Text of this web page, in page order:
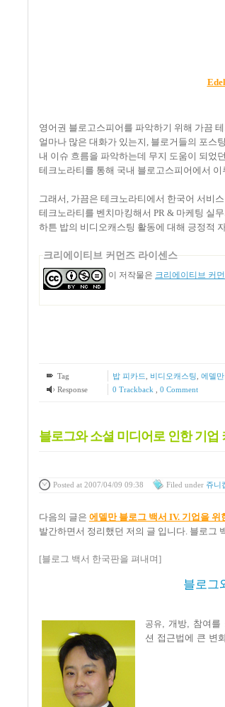
영어권 블로고스피어를 파악하기 위해 가끔
얼마나 많은 대화가 있는지, 블로거들의 포스
내 이슈 흐름을 파악하는데 무지 도움이 되었
테크노라티를 통해 국내 블로고스피어에서
그래서, 가끔은 테크노라티에서 한국어 서비
테크노라티를 벤치마킹해서 PR & 마케팅 실
하튼 밥의 비디오캐스팅 활동에 대해 긍정적
크리에이티브 커먼즈 라이센스
이 저작물은 크리에이티브 커
Tag 밥 피카드 비디오캐스팅 에델
Response
0 Trackback 0 Comment
블로그와 소셜 미디어로 인한 기업
Posted at 2007/04/09 09:38 Filed under 쥬니
다음의 글은 에델만 블로그 백서 IV. 기업을
발간하면서 정리했던 저의 글 입니다. 블로그
[블로그 백서 한국판을 펴내며]
블로그
공유 개방, 참여를
션 접근법에 큰 변